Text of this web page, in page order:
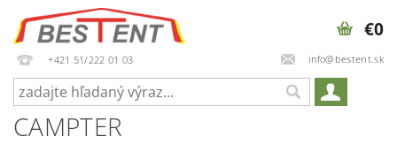
+421 51/222 01 03 info@bestent.sk
€0
CAMPTER